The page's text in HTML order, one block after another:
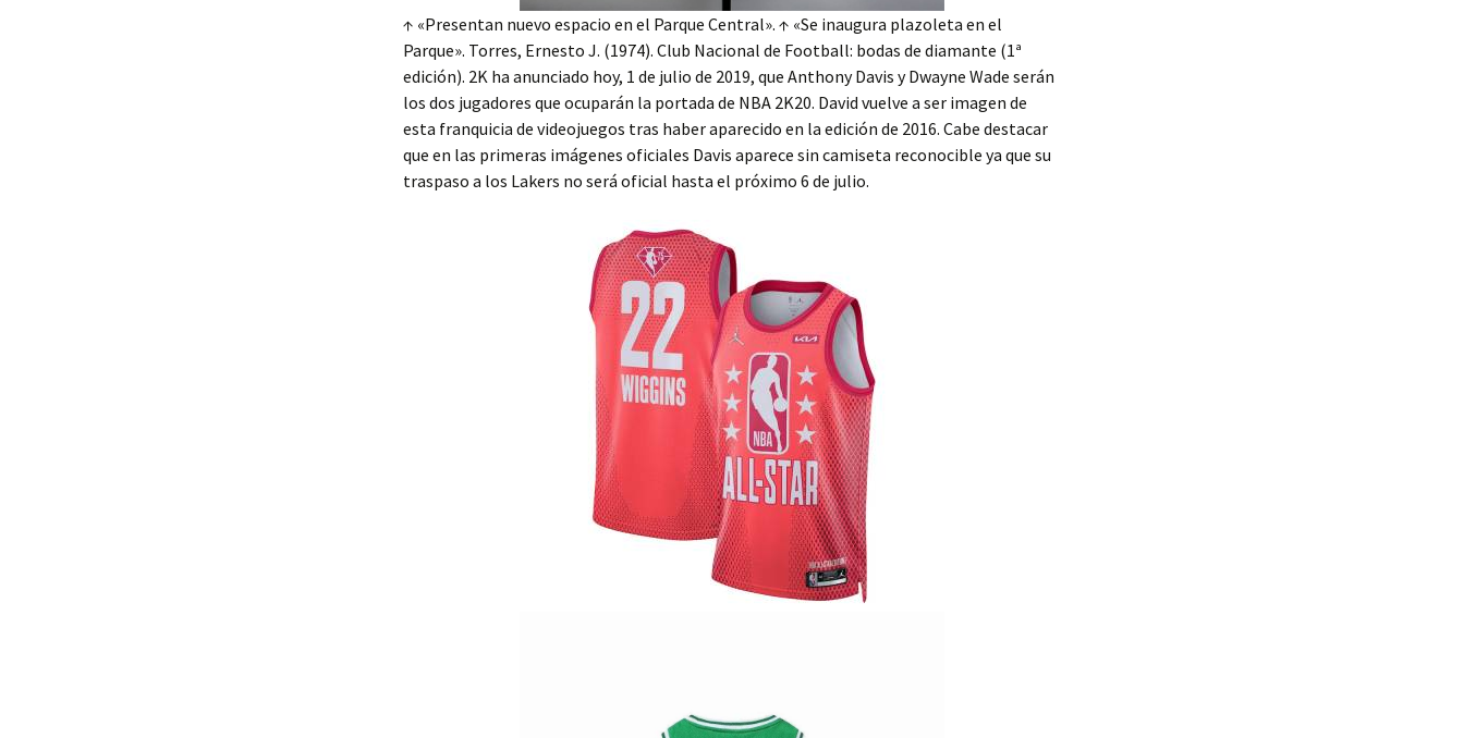
↑ «Presentan nuevo espacio en el Parque Central». ↑ «Se inaugura plazoleta en el
Parque». Torres, Ernesto J. (1974). Club Nacional de Football: bodas de diamante (1ª
edición). 2K ha anunciado hoy, 1 de julio de 2019, que Anthony Davis y Dwayne Wade serán
los dos jugadores que ocuparán la portada de NBA 2K20. David vuelve a ser imagen de
esta franquicia de videojuegos tras haber aparecido en la edición de 2016. Cabe destacar
que en las primeras imágenes oficiales Davis aparece sin camiseta reconocible ya que su
traspaso a los Lakers no será oficial hasta el próximo 6 de julio.